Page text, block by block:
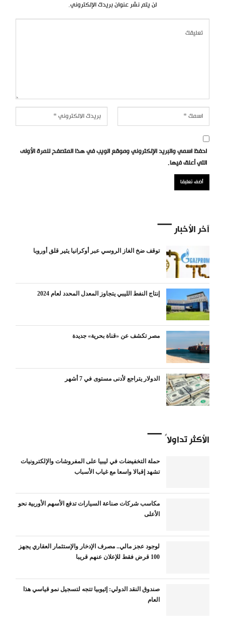
لن يتم نشر عنوان بريدك الإلكتروني.
احفظ اسمي والبريد الإلكتروني وموقع الويب في هذا المتصفح للمرة الأولى
التي أعلق فيها.
آخر الأخبار
توقف ضخ الغاز الروسي عبر أوكرانيا يثير قلق أوروبا
إنتاج النفط الليبي يتجاوز المعدل المحدد لعام 2024
مصر تكشف عن «قناة بحرية» جديدة
الدولار يتراجع لأدنى مستوى في 7 أشهر
الأكثر تداولاً
حملة التخفيضات في ليبيا على المفروشات والإلكترونيات
تشهد إقبالا واسعا مع غياب الأسباب
مكاسب شركات صناعة السيارات تدفع الأسهم الأوربية نحو
الأعلى
لوجود عجز مالي.. مصرف الإدخار والإستثمار العقاري يجهز
100 قرض فقط للإعلان عنهم قريبا
صندوق النقد الدولي: إثيوبيا تتجه لتسجيل نمو قياسي هذا
العام